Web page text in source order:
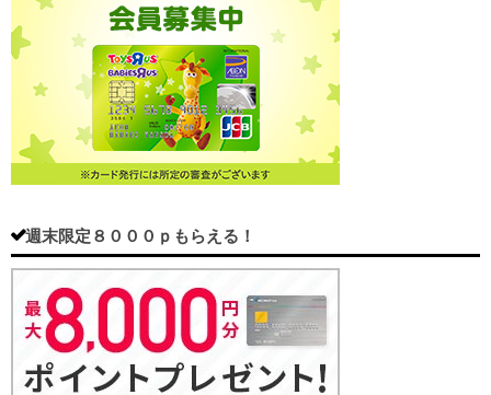
週末限定８０００ｐもらえる！